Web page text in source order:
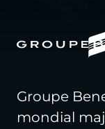
Groupe
mondial